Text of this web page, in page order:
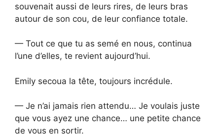
souvenait aussi de leurs rires, de leurs bras
autour de son cou, de leur confiance totale.
— Tout ce que tu as semé en nous, continua
l’une d’elles, te revient aujourd’hui.
Emily secoua la tête, toujours incrédule.
— Je n’ai jamais rien attendu… Je voulais juste
que vous ayez une chance… une petite chance
de vous en sortir.